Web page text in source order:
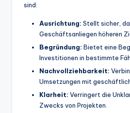
sind:
Ausrichtung: Stellt sicher,
Geschäftsanliegen höheren
Begründung: Bietet eine
Investitionen in bestimmte
Nachvollziehbarkeit:
Umsetzungen mit
Klarheit: Verringert die
Zwecks von Projekten.